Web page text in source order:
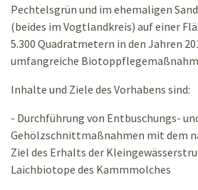
Pechtelsgrün und im ehemaligen
(beides im Vogtlandkreis) auf einer
5.300 Quadratmetern in den Jahren
umfangreiche
Inhalte und Ziele des Vorhabens sind:
- Durchführung von Entbuschungs-
Gehölzschnittmaßnahmen mit dem
Ziel des Erhalts der
Laichbiotope des Kammmolches